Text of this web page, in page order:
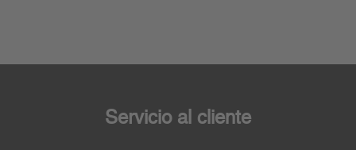
Servicio al cliente